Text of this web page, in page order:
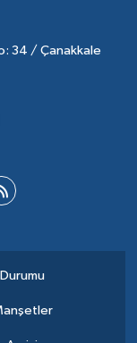
34 / Çanakkale